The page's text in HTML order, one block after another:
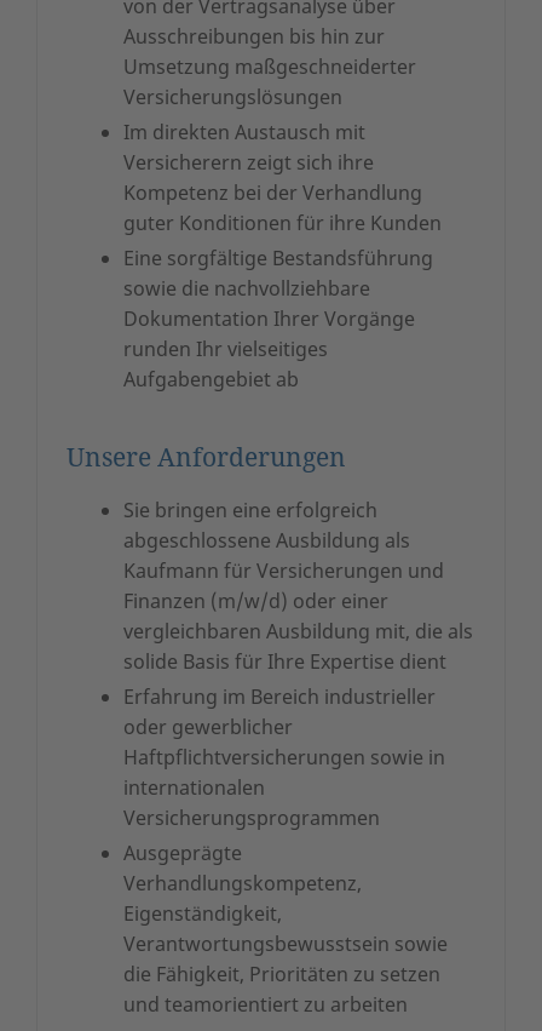
von der Vertragsanalyse über
Ausschreibungen bis hin zur
Umsetzung maßgeschneiderter
Versicherungslösungen
Im direkten Austausch mit
Versicherern zeigt sich ihre
Kompetenz bei der Verhandlung
guter Konditionen für ihre Kunden
Eine sorgfältige Bestandsführung
sowie die nachvollziehbare
Dokumentation Ihrer Vorgänge
runden Ihr vielseitiges
Aufgabengebiet ab
Unsere Anforderungen
Sie bringen eine erfolgreich
abgeschlossene Ausbildung als
Kaufmann für Versicherungen und
Finanzen (m/w/d) oder einer
vergleichbaren Ausbildung mit, die als
solide Basis für Ihre Expertise dient
Erfahrung im Bereich industrieller
oder gewerblicher
Haftpflichtversicherungen sowie in
internationalen
Versicherungsprogrammen
Ausgeprägte
Verhandlungskompetenz,
Eigenständigkeit,
Verantwortungsbewusstsein sowie
die Fähigkeit, Prioritäten zu setzen
und teamorientiert zu arbeiten